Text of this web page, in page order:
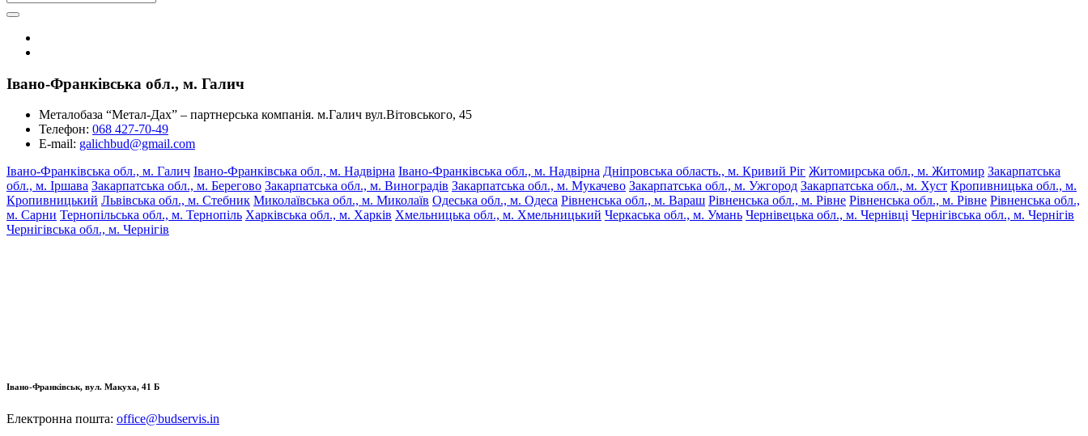
Івано-Франківська обл., м. Галич
Металобаза “Метал-Дах” – партнерська компанія. м.Галич вул.Вітовського, 45
Телефон: 068 427-70-49
E-mail: galichbud@gmail.com
Івано-Франківська обл., м. Галич Івано-Франківська обл., м. Надвірна Івано-Франківська обл., м. Надвірна Дніпровська область., м. Кривий Ріг Житомирська обл., м. Житомир Закарпатська
обл., м. Іршава Закарпатська обл., м. Берегово Закарпатська обл., м. Виноградів Закарпатська обл., м. Мукачево Закарпатська обл., м. Ужгород Закарпатська обл., м. Хуст Кропивницька обл., м.
Кропивницький Львівська обл., м. Стебник Миколаївська обл., м. Миколаїв Одеська обл., м. Одеса Рівненська обл., м. Вараш Рівненська обл., м. Рівне Рівненська обл., м. Рівне Рівненська обл.,
м. Сарни Тернопільська обл., м. Тернопіль Харківська обл., м. Харків Хмельницька обл., м. Хмельницький Черкаська обл., м. Умань Чернівецька обл., м. Чернівці Чернігівська обл., м. Чернігів
Чернігівська обл., м. Чернігів
Івано-Франківськ, вул. Макуха, 41 Б
Електронна пошта: office@budservis.in